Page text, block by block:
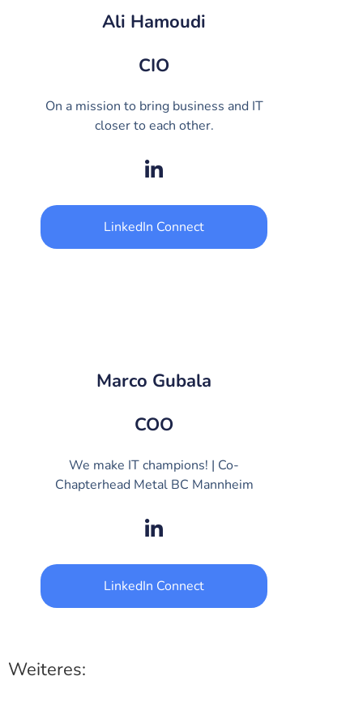
Ali Hamoudi
CIO
On a mission to bring business and IT
closer to each other.
LinkedIn Connect
Marco Gubala
COO
We make IT champions! | Co-
Chapterhead Metal BC Mannheim
LinkedIn Connect
Weiteres: